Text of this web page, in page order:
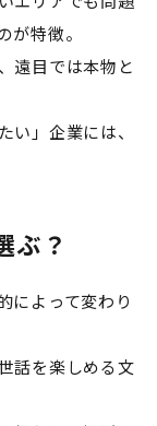
が特徴。
遠目では本物と
い」企業には、
ぶ？
によって変わり
話を楽しめる文